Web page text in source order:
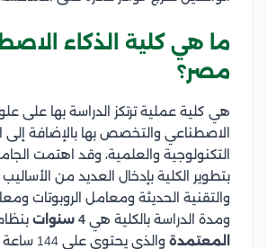
ما هي كلية الذكاء
مصر؟
هي كلية عملية ترتكز الدراسة بها على
الاصطناعي والتخصص بها بالإضافة إلى
التكنولوجية والعلمية، وقد اهتمت
بتطوير الكلية بإدخال العديد من
والتقنية الحديثة ومعامل الروبوتات
ومدة الدراسة بالكلية هي 4 سنوات
المعتمدة
والذي